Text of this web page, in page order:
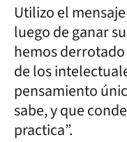
Utilizo el
luego de ganar
hemos
de los
pensamiento
sabe, y que
practica”.